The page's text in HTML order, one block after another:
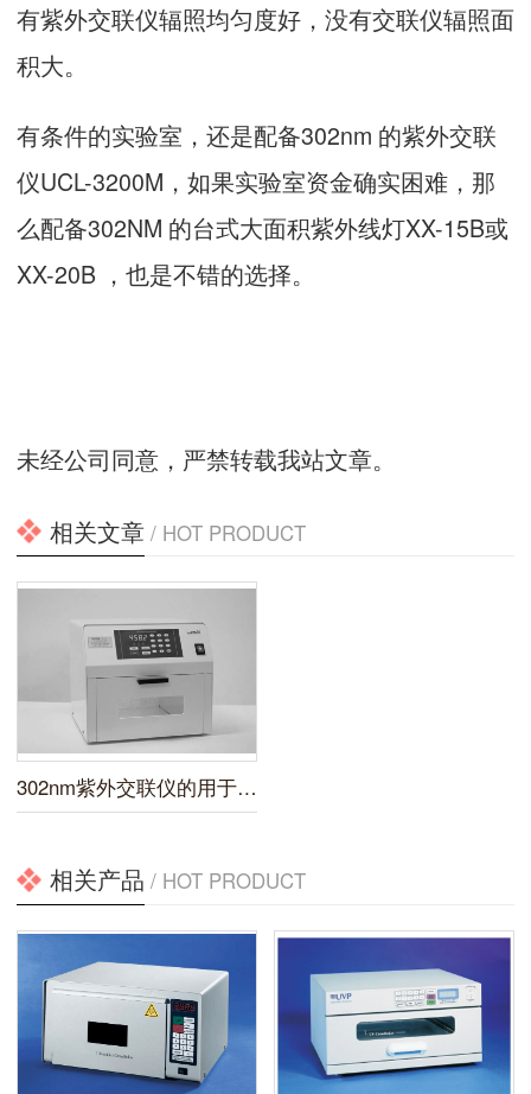
有紫外交联仪辐照均匀度好，没有交联仪辐照面
积大。
有条件的实验室，还是配备302nm 的紫外交联
仪UCL-3200M，如果实验室资金确实困难，那
么配备302NM 的台式大面积紫外线灯XX-15B或
XX-20B ，也是不错的选择。
未经公司同意，严禁转载我站文章。
相关文章 / HOT PRODUCT
302nm紫外交联仪的用于材料的辐照实验
相关产品 / HOT PRODUCT